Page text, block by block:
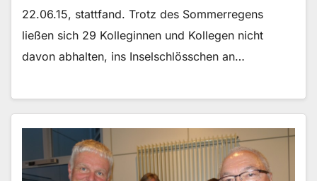
22.06.15, stattfand. Trotz des Sommerregens
ließen sich 29 Kolleginnen und Kollegen nicht
davon abhalten, ins Inselschlösschen an…